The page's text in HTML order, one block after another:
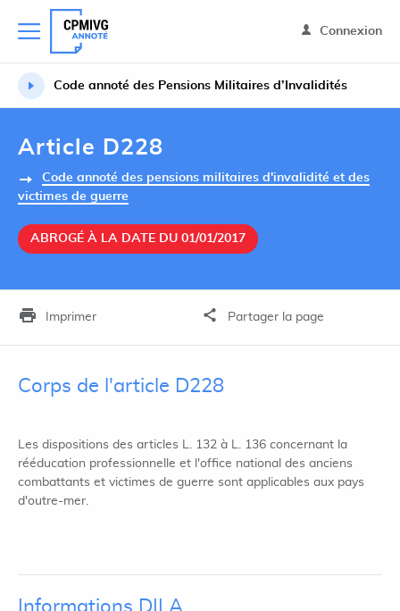
Connexion
Code annoté des Pensions Militaires d’Invalidités
Article D228
Code annoté des pensions militaires d'invalidité et des
victimes de guerre
ABROGÉ À LA DATE DU 01/01/2017
Imprimer Partager la page
Corps de l'article D228
Les dispositions des articles L. 132 à L. 136 concernant la
rééducation professionnelle et l'office national des anciens
combattants et victimes de guerre sont applicables aux pays
d'outre-mer.
Informations DILA